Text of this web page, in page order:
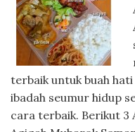
terbaik untuk buah
ibadah seumur hidup
cara terbaik. Berikut 3